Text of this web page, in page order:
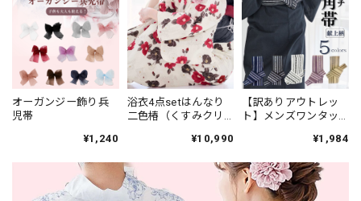
オーガンジー飾り兵
児帯
¥1,240
浴衣4点setはんなり
二色椿（くすみクリ
¥10,990
【訳ありアウトレッ
ト】メンズワンタッ
¥1,984